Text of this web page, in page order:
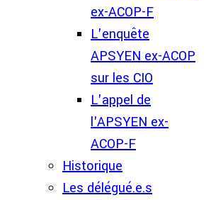
ex-ACOP-F
L'enquête
APSYEN ex-ACOP
sur les CIO
L'appel de
l'APSYEN ex-
ACOP-F
Historique
Les délégué.e.s